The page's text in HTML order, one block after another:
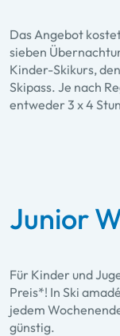
Das Angebot
sieben
Kinder-Skikurs,
Skipass. Je nach
entweder 3 x 4
Junior
Für Kinder und
Preis*! In Ski
jedem
günstig.